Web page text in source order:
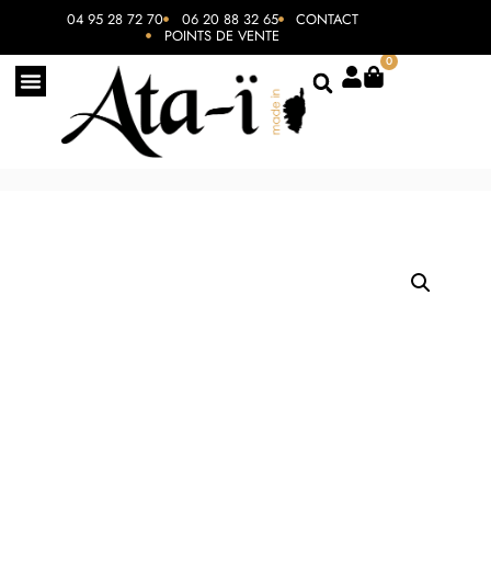
04 95 28 72 70 06 20 88 32 65 CONTACT
POINTS DE VENTE
0